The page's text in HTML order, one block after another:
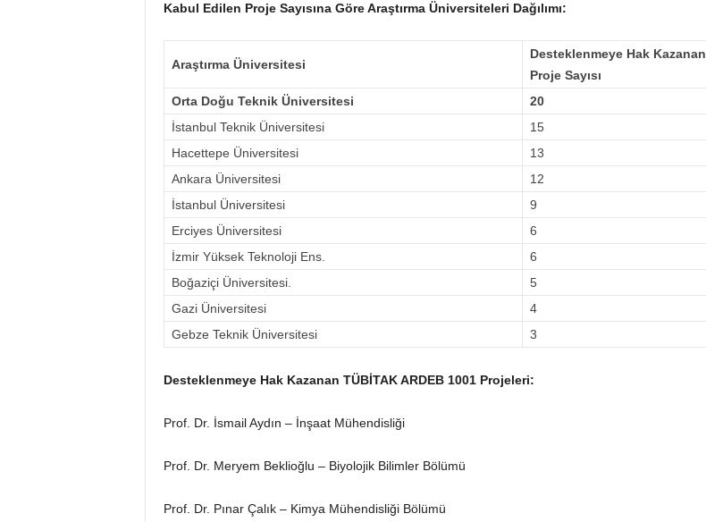
Kabul Edilen Proje Sayısına Göre Araştırma Üniversiteleri Dağılımı:
Araştırma Üniversitesi
Desteklenmeye Hak Kazanan
Proje Sayısı
Orta Doğu Teknik Üniversitesi
20
İstanbul Teknik Üniversitesi
15
Hacettepe Üniversitesi
13
Ankara Üniversitesi
12
İstanbul Üniversitesi
9
Erciyes Üniversitesi
6
İzmir Yüksek Teknoloji Ens.
6
Boğaziçi Üniversitesi.
5
Gazi Üniversitesi
4
Gebze Teknik Üniversitesi
3
Desteklenmeye Hak Kazanan TÜBİTAK ARDEB 1001 Projeleri:
Prof. Dr. İsmail Aydın – İnşaat Mühendisliği
Prof. Dr. Meryem Beklioğlu – Biyolojik Bilimler Bölümü
Prof. Dr. Pınar Çalık – Kimya Mühendisliği Bölümü